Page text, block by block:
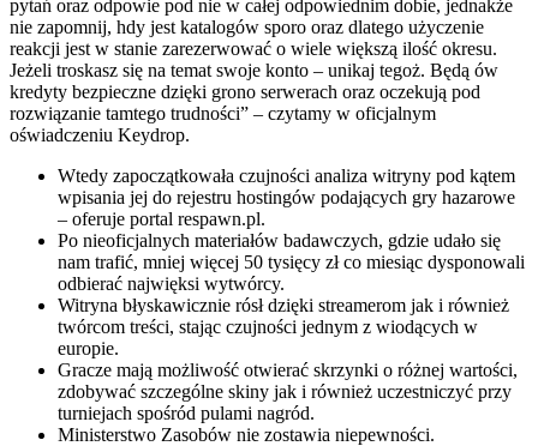
pytań oraz odpowie pod nie w całej odpowiednim dobie, jednakże
nie zapomnij, hdy jest katalogów sporo oraz dlatego użyczenie
reakcji jest w stanie zarezerwować o wiele większą ilość okresu.
Jeżeli troskasz się na temat swoje konto – unikaj tegoż. Będą ów
kredyty bezpieczne dzięki grono serwerach oraz oczekują pod
rozwiązanie tamtego trudności” – czytamy w oficjalnym
oświadczeniu Keydrop.
Wtedy zapoczątkowała czujności analiza witryny pod kątem
wpisania jej do rejestru hostingów podających gry hazarowe
– oferuje portal respawn.pl.
Po nieoficjalnych materiałów badawczych, gdzie udało się
nam trafić, mniej więcej 50 tysięcy zł co miesiąc dysponowali
odbierać najwięksi wytwórcy.
Witryna błyskawicznie rósł dzięki streamerom jak i również
twórcom treści, stając czujności jednym z wiodących w
europie.
Gracze mają możliwość otwierać skrzynki o różnej wartości,
zdobywać szczególne skiny jak i również uczestniczyć przy
turniejach spośród pulami nagród.
Ministerstwo Zasobów nie zostawia niepewności.